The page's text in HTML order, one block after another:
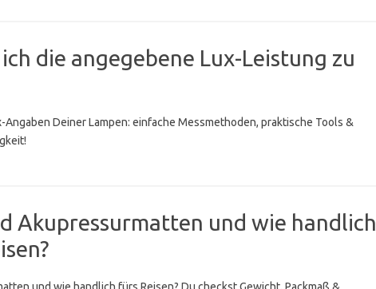
die angegebene Lux-Leistung zu
Angaben Deiner Lampen: einfache Messmethoden, praktische Tools &
Akupressurmatten und wie handlich